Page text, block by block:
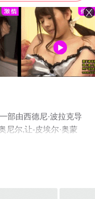
部由西德尼·波拉克导
尼尔,让-皮埃尔·奥蒙
国电影，手机免费观看
平台了解。